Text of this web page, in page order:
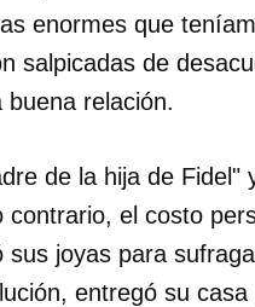
enormes que
salpicadas de
relación.
de la hija de Fidel"
contrario, el costo
joyas para
entregó su